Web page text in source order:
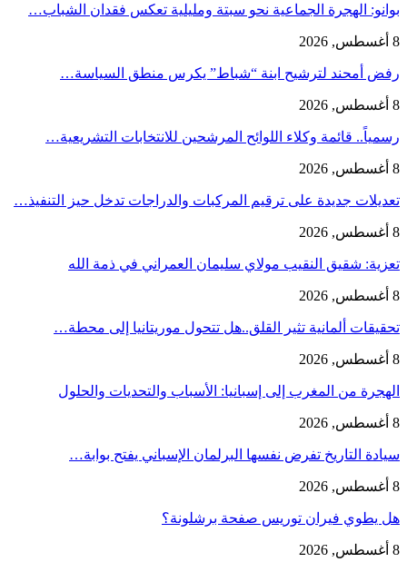
بوانو: الهجرة الجماعية نحو سبتة ومليلية تعكس فقدان الشباب…
8 أغسطس, 2026
رفض أمحند لترشيح ابنة “شباط” يكرس منطق السياسة…
8 أغسطس, 2026
رسمياً.. قائمة وكلاء اللوائح المرشحين للانتخابات التشريعية…
8 أغسطس, 2026
تعديلات جديدة على ترقيم المركبات والدراجات تدخل حيز التنفيذ…
8 أغسطس, 2026
تعزية: شقيق النقيب مولاي سليمان العمراني في ذمة الله
8 أغسطس, 2026
تحقيقات ألمانية تثير القلق..هل تتحول موريتانيا إلى محطة…
8 أغسطس, 2026
الهجرة من المغرب إلى إسبانيا: الأسباب والتحديات والحلول
8 أغسطس, 2026
سيادة التاريخ تفرض نفسها البرلمان الإسباني يفتح بوابة…
8 أغسطس, 2026
هل يطوي فيران توريس صفحة برشلونة؟
8 أغسطس, 2026